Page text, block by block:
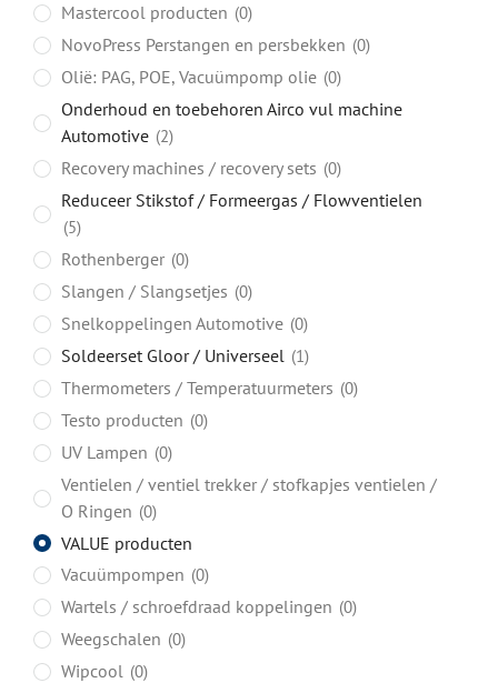
Mastercool producten 0
NovoPress Perstangen en persbekken 0
Olië: PAG, POE, Vacuümpomp olie 0
Onderhoud en toebehoren Airco vul machine
Automotive 2
Recovery machines / recovery sets 0
Reduceer Stikstof / Formeergas / Flowventielen
5
Rothenberger 0
Slangen / Slangsetjes 0
Snelkoppelingen Automotive 0
Soldeerset Gloor / Universeel 1
Thermometers / Temperatuurmeters 0
Testo producten 0
UV Lampen 0
Ventielen / ventiel trekker / stofkapjes ventielen /
O Ringen 0
VALUE producten
Vacuümpompen 0
Wartels / schroefdraad koppelingen 0
Weegschalen 0
Wipcool 0